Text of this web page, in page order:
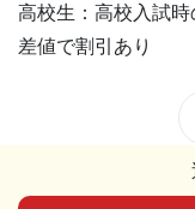
高校生：高校入試
差値で割引あり